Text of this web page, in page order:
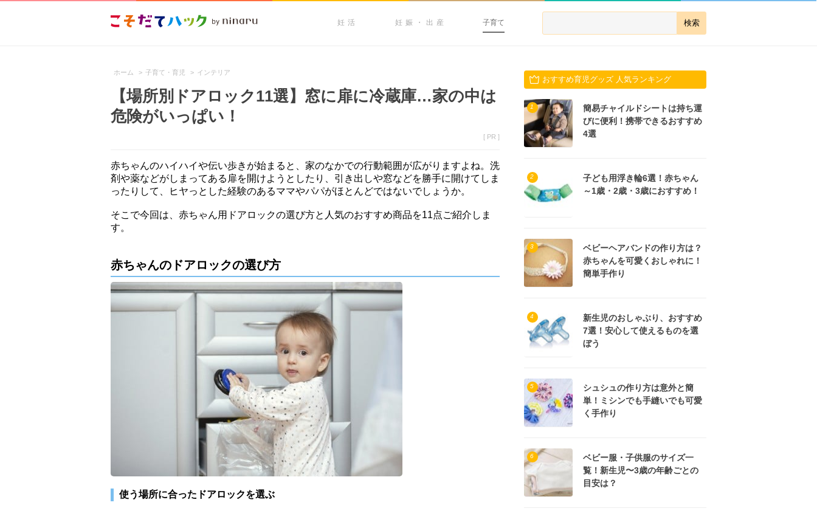
妊活 妊娠・出産 子育て
ホーム > 子育て・育児 > インテリア
【場所別ドアロック11選】窓に扉に冷蔵庫…家の中は
危険がいっぱい！
[ PR ]
赤ちゃんのハイハイや伝い歩きが始まると、家のなかでの行動範囲が広がりますよね。洗
剤や薬などがしまってある扉を開けようとしたり、引き出しや窓などを勝手に開けてしま
ったりして、ヒヤっとした経験のあるママやパパがほとんどではないでしょうか。
そこで今回は、赤ちゃん用ドアロックの選び方と人気のおすすめ商品を11点ご紹介しま
す。
赤ちゃんのドアロックの選び方
使う場所に合ったドアロックを選ぶ
おすすめ育児グッズ 人気ランキング
1
簡易チャイルドシートは持ち運
びに便利！携帯できるおすすめ
4選
2
子ども用浮き輪6選！赤ちゃん
～1歳・2歳・3歳におすすめ！
3
ベビーヘアバンドの作り方は？
赤ちゃんを可愛くおしゃれに！
簡単手作り
4
新生児のおしゃぶり、おすすめ
7選！安心して使えるものを選
ぼう
5
シュシュの作り方は意外と簡
単！ミシンでも手縫いでも可愛
く手作り
6
ベビー服・子供服のサイズ一
覧！新生児〜3歳の年齢ごとの
目安は？